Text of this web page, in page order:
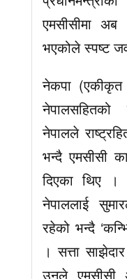
एमसीसीमा
भएकोले स्पष्ट
नेकपा (एकीकृत
नेपालले
भन्दै एमसीसी
दिएका थिए
नेपाललाई
रहेको भन्दै
। सत्ता
उनले एमसीसी